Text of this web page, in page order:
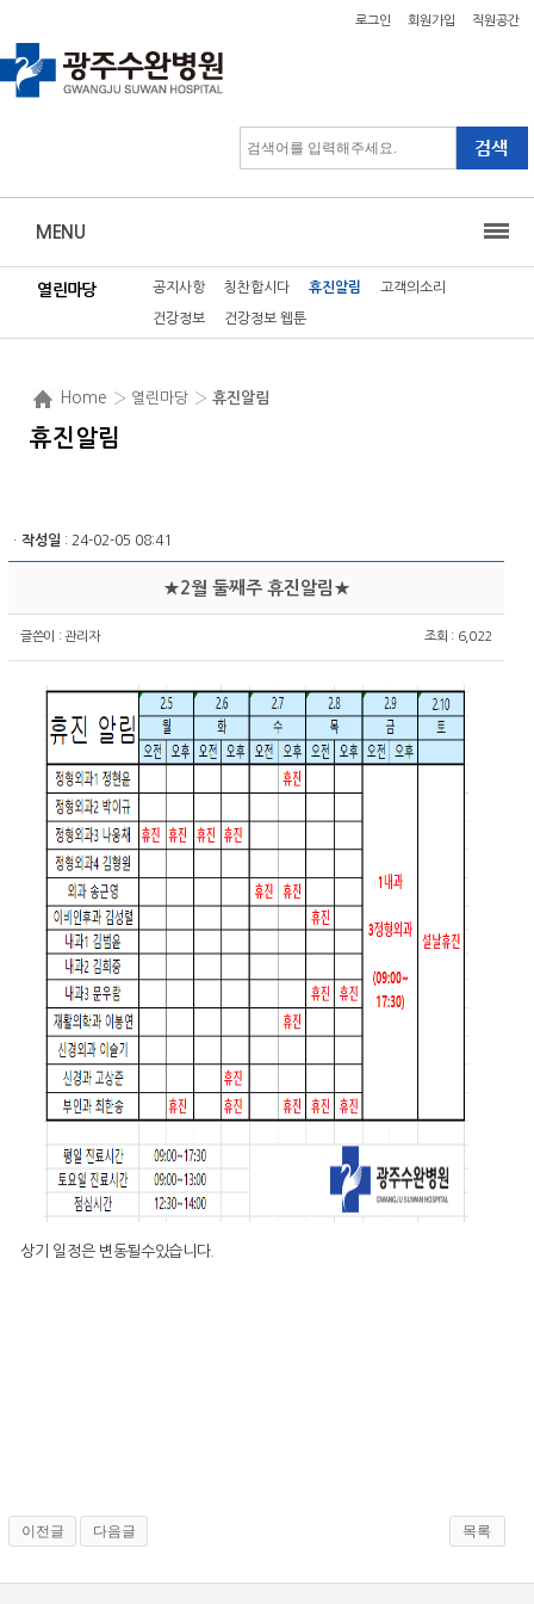
로그인 회원가입 직원공간
MENU
열린마당 공지사항 칭찬합시다 휴진알림 고객의소리
건강정보 건강정보 웹툰
Home › 열린마당 › 휴진알림
휴진알림
ㆍ 작성일 : 24-02-05 08:41
★2월 둘째주 휴진알림★
글쓴이 :관리자 조회 : 6,022
상기 일정은 변동될수있습니다.
이전글 다음글 목록